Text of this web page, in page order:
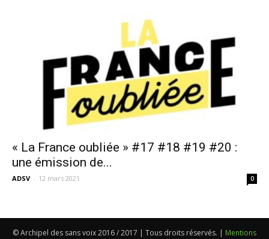
sans-
voix
« La France oubliée » #17 #18 #19 #20 :
une émission de...
ADSV - 12 mars 2021 0
© Archipel des sans voix 2016 / 2017 | Tous droits réservés. | Mentions